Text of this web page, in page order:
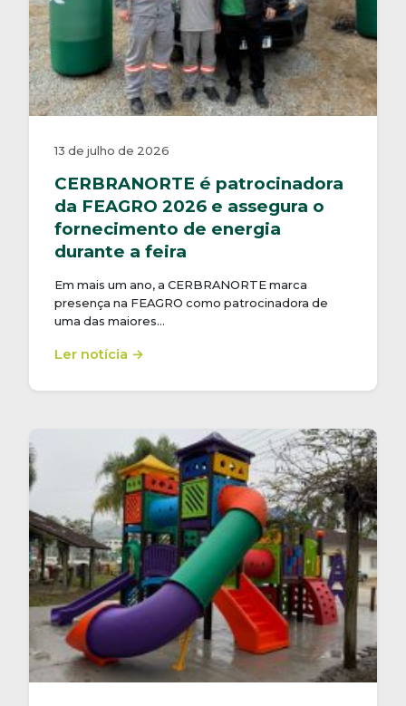
13 de julho de 2026
CERBRANORTE é patrocinadora
da FEAGRO 2026 e assegura o
fornecimento de energia
durante a feira
Em mais um ano, a CERBRANORTE marca
presença na FEAGRO como patrocinadora de
uma das maiores…
Ler notícia →